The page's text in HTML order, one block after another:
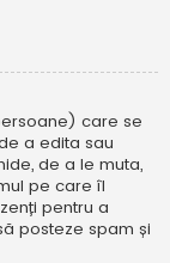
care se
a edita sau
de a le muta,
pe care îl
pentru a
posteze spam și